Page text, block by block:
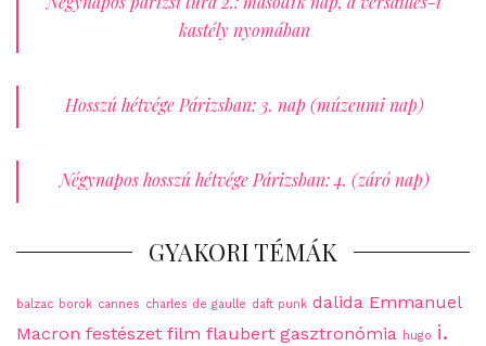
kastély nyomában
Hosszú hétvége Párizsban: 3. nap (múzeumi nap)
Négynapos hosszú hétvége Párizsban: 4. (záró nap)
GYAKORI TÉMÁK
balzac borok cannes charles de gaulle daft punk dalida Emmanuel
Macron festészet film flaubert gasztronómia hugo i.